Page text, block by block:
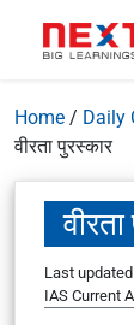
Home / Daily
वीरता पुरस्कार
Last
IAS Current